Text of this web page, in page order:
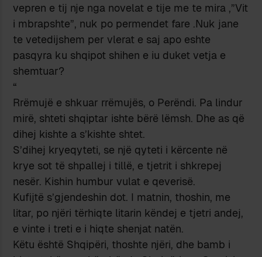
vepren e tij nje nga novelat e tije me te mira ,”Vit
i mbrapshte”, nuk po permendet fare .Nuk jane
te vetedijshem per vlerat e saj apo eshte
pasqyra ku shqipot shihen e iu duket vetja e
shemtuar?
“
Rrëmujë e shkuar rrëmujës, o Perëndi. Pa lindur
mirë, shteti shqiptar ishte bërë lëmsh. Dhe as që
dihej kishte a s’kishte shtet.
S’dihej kryeqyteti, se një qyteti i kërcente në
krye sot të shpallej i tillë, e tjetrit i shkrepej
nesër. Kishin humbur vulat e qeverisë.
Kufijtë s’gjendeshin dot. I matnin, thoshin, me
litar, po njëri tërhiqte litarin këndej e tjetri andej,
e vinte i treti e i hiqte shenjat natën.
Këtu është Shqipëri, thoshte njëri, dhe bamb i